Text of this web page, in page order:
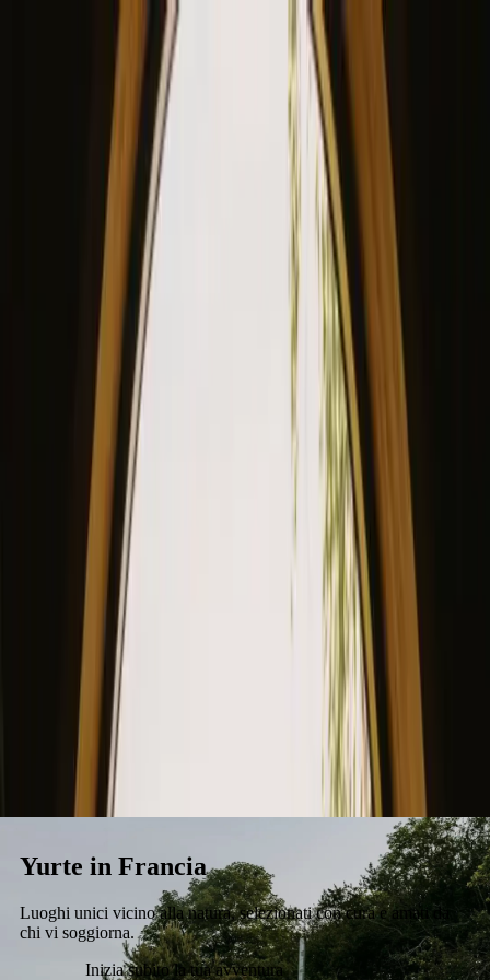
View our site in English? Click here
Soggiorno Compra un regalo.
Yurte in Francia
Luoghi unici vicino alla natura, selezionati con cura e amati da
chi vi soggiorna.
Inizia subito la tua avventura